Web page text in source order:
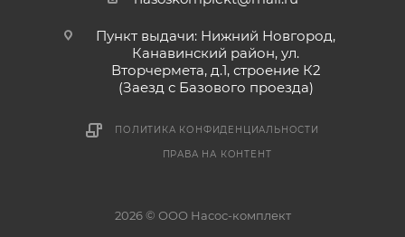
Пункт выдачи: Нижний Новгород,
Канавинский район, ул.
Вторчермета, д.1, строение К2
(Заезд с Базового проезда)
ПОЛИТИКА КОНФИДЕНЦИАЛЬНОСТИ
ПРАВА НА КОНТЕНТ
2026 © ООО Насос-комплект